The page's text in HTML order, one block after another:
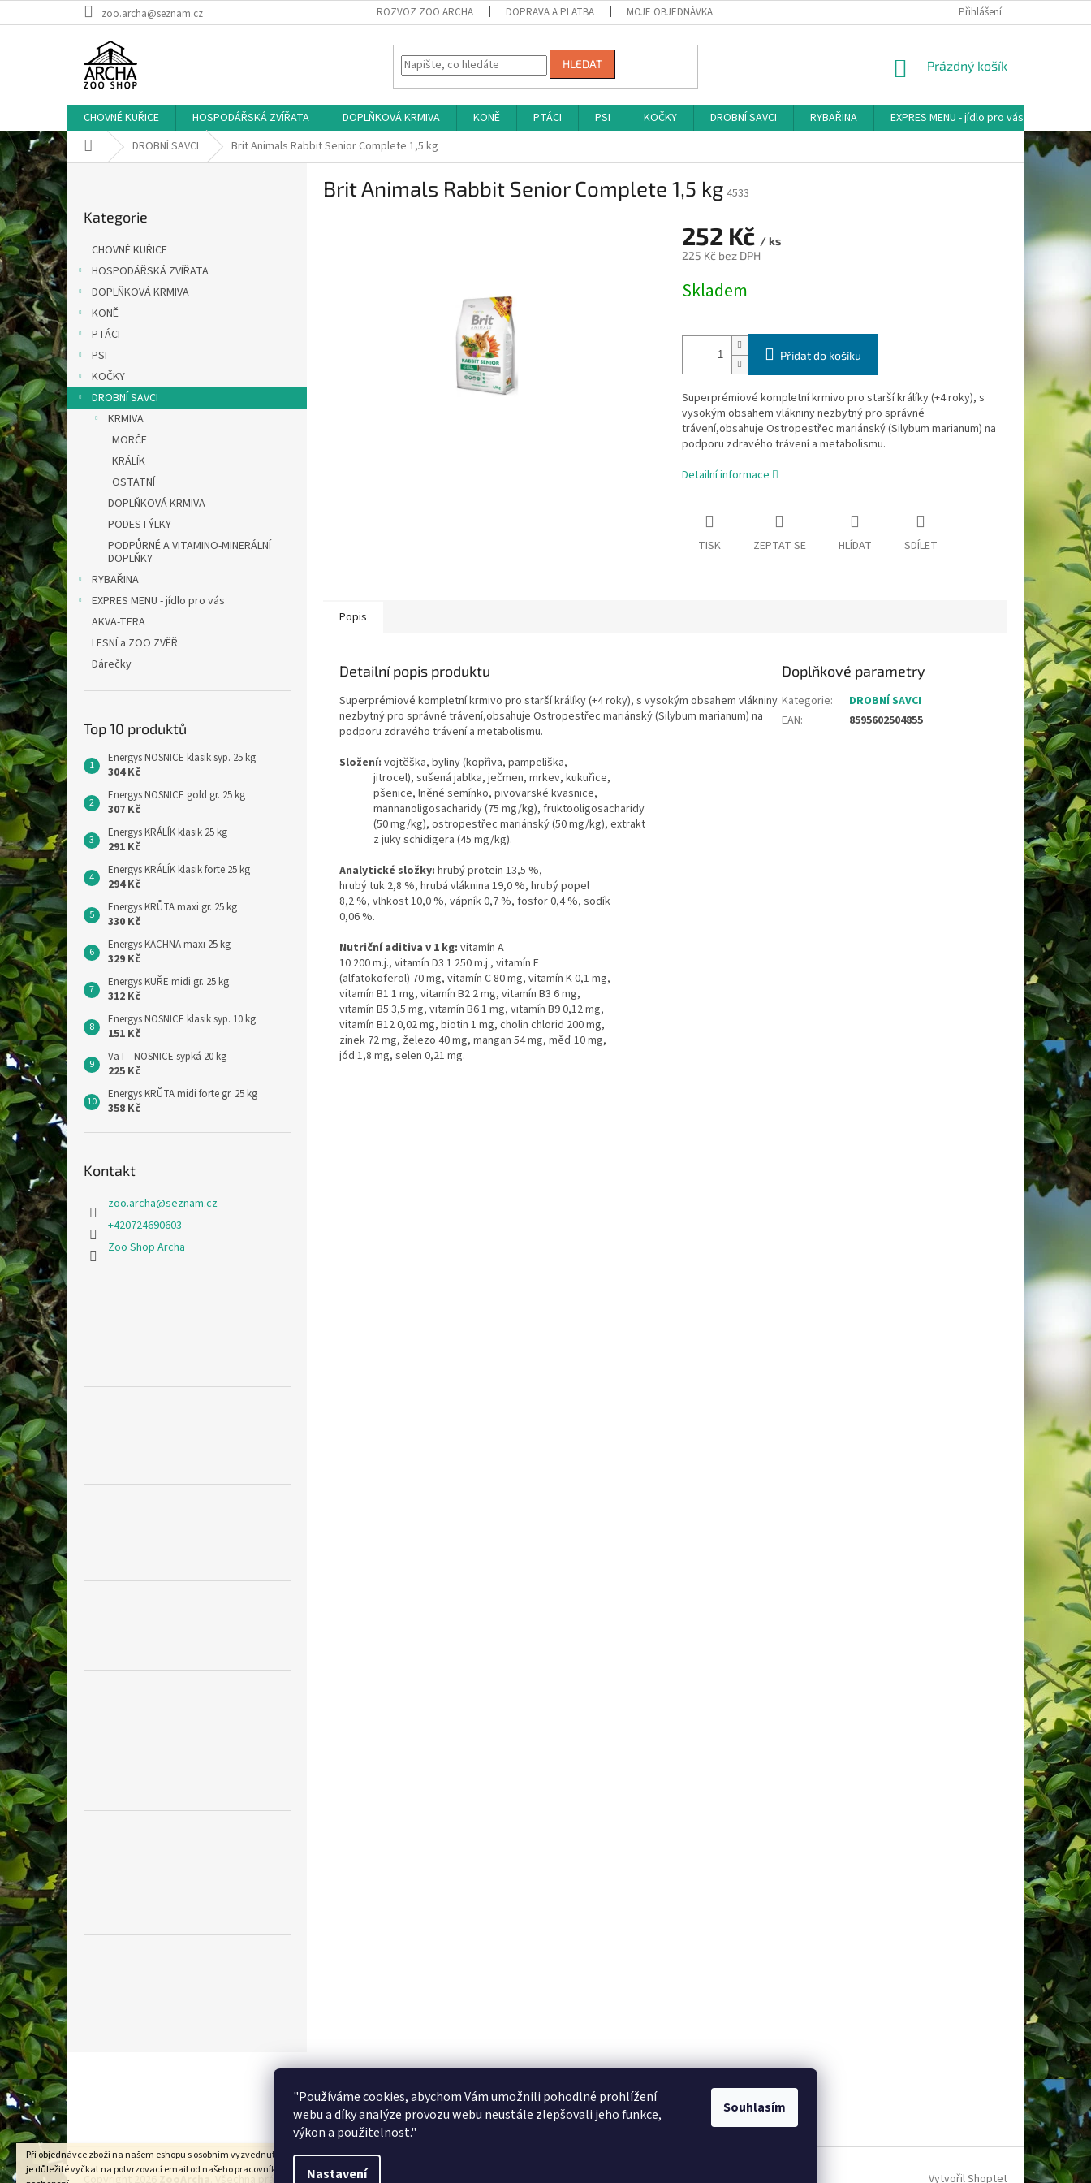
"Používáme cookies, abychom Vám umožnili pohodlné prohlížení
webu a díky analýze provozu webu neustále zlepšovali jeho funkce,
výkon a použitelnost."
Nastavení
Souhlasím
na
Při objednávce zboží na našem eshopu s osobním vyzvednutím na prodejně v Kadani
je důležité vyčkat na potvrzovací email od našeho pracovníka !!! Děkujeme za
zoo.archa@seznam.cz ROZVOZ ZOO ARCHA DOPRAVA A PLATBA MOJE OBJEDNÁVKA Přihlášení
HLEDAT
NÁKUPNÍ
Prázdný košík
CHOVNÉ KUŘICE HOSPODÁŘSKÁ ZVÍŘATA DOPLŇKOVÁ KRMIVA KONĚ PTÁCI PSI KOČKY DROBNÍ SAVCI RYBAŘINA EXPRES MENU - jídlo pro vás
Domů DROBNÍ SAVCI Brit Animals Rabbit Senior Complete 1,5 kg
o
s
t
r
n
n
p
a
n
e
l
kategorie
Kategorie
CHOVNÉ KUŘICE
HOSPODÁŘSKÁ ZVÍŘATA
DOPLŇKOVÁ KRMIVA
KONĚ
PTÁCI
PSI
KOČKY
DROBNÍ SAVCI
KRMIVA
MORČE
KRÁLÍK
OSTATNÍ
DOPLŇKOVÁ KRMIVA
PODESTÝLKY
PODPŮRNÉ A VITAMINO-MINERÁLNÍ
DOPLŇKY
RYBAŘINA
EXPRES MENU - jídlo pro vás
AKVA-TERA
LESNÍ a ZOO ZVĚŘ
Dárečky
Top 10 produktů
Energys NOSNICE klasik syp. 25 kg
304 Kč
Energys NOSNICE gold gr. 25 kg
307 Kč
Energys KRÁLÍK klasik 25 kg
291 Kč
Energys KRÁLÍK klasik forte 25 kg
294 Kč
Energys KRŮTA maxi gr. 25 kg
330 Kč
Energys KACHNA maxi 25 kg
329 Kč
Energys KUŘE midi gr. 25 kg
312 Kč
Energys NOSNICE klasik syp. 10 kg
151 Kč
VaT - NOSNICE sypká 20 kg
225 Kč
Energys KRŮTA midi forte gr. 25 kg
358 Kč
Kontakt
zoo.archa@seznam.cz
+420724690603
Zoo Shop Archa
Brit Animals Rabbit Senior Complete 1,5 kg 4533
252 Kč / ks
225 Kč bez DPH
cena:
Skladem
Přidat do košíku
Superprémiové kompletní krmivo pro starší králíky (+4 roky), s
vysokým obsahem vlákniny nezbytný pro správné
trávení,obsahuje Ostropestřec mariánský (Silybum marianum) na
podporu zdravého trávení a metabolismu.
Detailní informace
TISK ZEPTAT SE HLÍDAT SDÍLET
Popis
Detailní popis produktu
Superprémiové kompletní krmivo pro starší králíky (+4 roky), s vysokým obsahem vlákniny
nezbytný pro správné trávení,obsahuje Ostropestřec mariánský (Silybum marianum) na
podporu zdravého trávení a metabolismu.
Složení: vojtěška, byliny (kopřiva, pampeliška,
jitrocel), sušená jablka, ječmen, mrkev, kukuřice,
pšenice, lněné semínko, pivovarské kvasnice,
mannanoligosacharidy (75 mg/kg), fruktooligosacharidy
(50 mg/kg), ostropestřec mariánský (50 mg/kg), extrakt
z juky schidigera (45 mg/kg).
Analytické složky: hrubý protein 13,5 %,
hrubý tuk 2,8 %, hrubá vláknina 19,0 %, hrubý popel
8,2 %, vlhkost 10,0 %, vápník 0,7 %, fosfor 0,4 %, sodík
0,06 %.
Nutriční aditiva v 1 kg: vitamín A
10 200 m.j., vitamín D3 1 250 m.j., vitamín E
(alfatokoferol) 70 mg, vitamín C 80 mg, vitamín K 0,1 mg,
vitamín B1 1 mg, vitamín B2 2 mg, vitamín B3 6 mg,
vitamín B5 3,5 mg, vitamín B6 1 mg, vitamín B9 0,12 mg,
vitamín B12 0,02 mg, biotin 1 mg, cholin chlorid 200 mg,
zinek 72 mg, železo 40 mg, mangan 54 mg, měď 10 mg,
jód 1,8 mg, selen 0,21 mg.
Doplňkové parametry
Kategorie:
DROBNÍ SAVCI
EAN: 8595602504855
Z
á
p
a
t
í
KRMIVA ENERGYS pro koně - GRANULE
Vytvořil Shoptet
Copyright 2026 . Všechna práva vyhrazena.Upravit nastavení cookies